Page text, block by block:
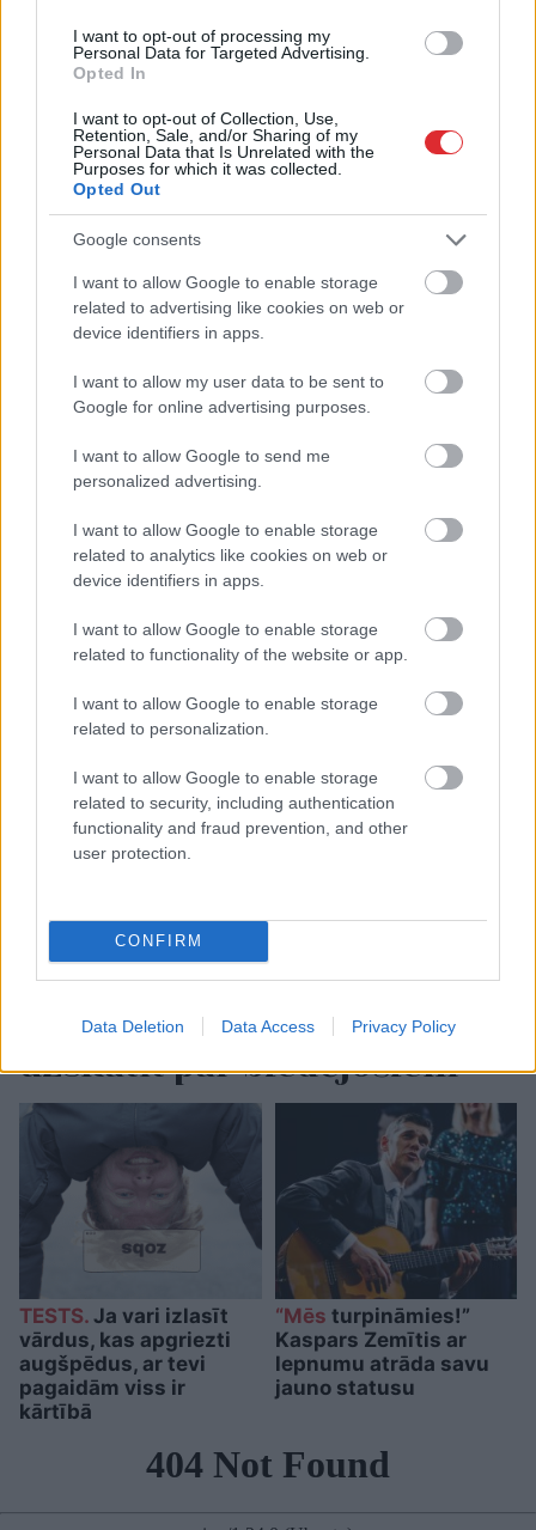
I want to opt-out of processing my
Personal Data for Targeted Advertising.
Opted In
I want to opt-out of Collection, Use,
Retention, Sale, and/or Sharing of my
Personal Data that Is Unrelated with the
Purposes for which it was collected.
Opted Out
Google consents
I want to allow Google to enable storage
related to advertising like cookies on web or
device identifiers in apps.
I want to allow my user data to be sent to
Google for online advertising purposes.
I want to allow Google to send me
personalized advertising.
I want to allow Google to enable storage
related to analytics like cookies on web or
device identifiers in apps.
I want to allow Google to enable storage
related to functionality of the website or app.
I want to allow Google to enable storage
related to personalization.
I want to allow Google to enable storage
related to security, including authentication
functionality and fraud prevention, and other
user protection.
CONFIRM
Data Deletion Data Access Privacy Policy
kļūdu var pieļaut daudzi!
Pēc “Maxima”
apmeklējuma klients
brīdina citus autovadītājus
neuzkāpt uz tā paša
grābekļa
Bez diploma, darba un
izbijis slepkava!? Vai
kandidēt Saeimas
vēlēšanās, skaidro
advokāts
FOTO. “Vai tas ir
veikalā nopērk tomātu,
taču, pārgriežot to uz
pusēm, viņu sagaida
Viņu skatiens “izurbjas”
citiem cauri: 3 datumi,
kuros dzimušos mēdz
uzskatīt par biedējošiem
TESTS. Ja vari izlasīt
vārdus, kas apgriezti
augšpēdus, ar tevi
pagaidām viss ir
kārtībā
“Mēs turpināmies!”
Kaspars Zemītis ar
lepnumu atrāda savu
jauno statusu
Atcelt Ziņot